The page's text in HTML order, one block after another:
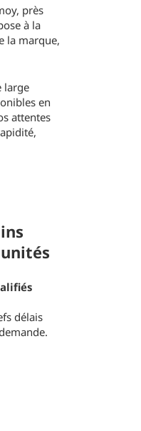
près
à la
la marque,
large
en
attentes
délais